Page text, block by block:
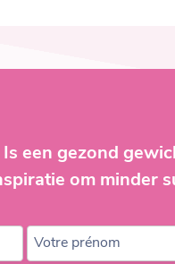
een gezond
om minder
Votre prénom